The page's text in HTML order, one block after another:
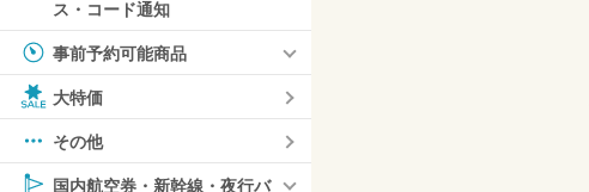
ス・コード通知
事前予約可能商品
大特価
その他
国内航空券・新幹線・夜行バ